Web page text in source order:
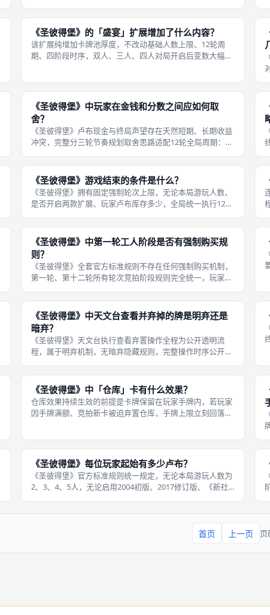
体、《新社会》五人扩展、《盛宴》特色扩展全部内置，开
局可自由勾选开启
《圣彼得堡》的「盛宴」扩展增加了什么内容？
该扩展纯增加卡牌池厚度，不改动基础人数上限、12轮周
期、四阶段时序，双人、三人、四人对局开启后变数大幅提
《盛宴Festivity》200
《圣彼得堡》中玩家在金钱和分数之间应如何取
舍？
《圣彼得堡》卢布现金与终局声望存在天然短期、长期收益
冲突，完整分三轮节奏规划取舍思路适配12轮全局周期：第
人、基础蓝色建筑，杜绝高价争抢贵族，核心目标搭建每轮
稳定现金流，避免中后期现金枯竭无
《圣彼得堡》游戏结束的条件是什么？
《圣彼得堡》拥有固定强制轮次上限，无论本局游玩人数、
是否开启两款扩展、玩家卢布库存多少，全局统一执行12个
牌升级、公共补牌四大阶段后，无需额外操作，直接终止所
有对局流程，开启全局统一终局计
《圣彼得堡》中第一轮工人阶段是否有强制购买规
则？
《圣彼得堡》全套官方标准规则不存在任何强制购买机制，
第一轮、第十二轮所有轮次竞拍阶段规则完全统一，玩家按
自由选择：一是出价竞拍公共牌列任意一张卡牌，支付对应
卢布购入纳入手牌；二是直接选择弃
《圣彼得堡》中天文台查看并弃掉的牌是明弃还是
暗弃？
《圣彼得堡》天文台执行查看弃置操作全程为公开透明流
程，属于明弃机制，无暗弃隐藏规则，完整操作时序公开细
翻开卡牌平铺桌面，全场所有玩家均可完整查看每一张卡牌
的类型、等级、收益数值，不存在仅操
《圣彼得堡》中「仓库」卡有什么效果？
仓库效果持续生效的前提是卡牌保留在玩家手牌内，若玩家
因手牌满额、竞拍新卡被迫弃置仓库，手牌上限立刻回落至
价值体现在手牌布局自由度提升，可
《圣彼得堡》每位玩家起始有多少卢布？
《圣彼得堡》官方标准规则统一规定，无论本局游玩人数为
2、3、4、5人，无论启用2004初版、2017修订版、《新社
首页 上一页 页